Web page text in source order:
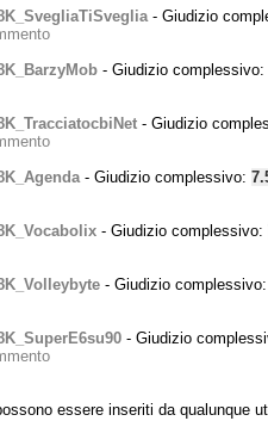
- Giudizio
- Giudizio complessivo:
- Giudizio
- Giudizio complessivo:
- Giudizio complessivo:
- Giudizio complessivo:
- Giudizio
essere inseriti da qualunque